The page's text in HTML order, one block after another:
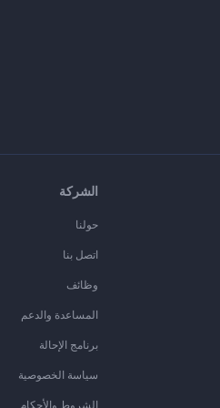
الشركة
حولنا
اتصل بنا
وظائف
المساعدة والدعم
برنامج الإحالة
سياسة الخصوصية
الشروط والأحكام